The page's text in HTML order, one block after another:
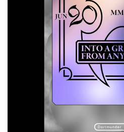
NEWSLETTER
INSTAGRAM
IMPRESSUM
DATENSCHUTZ